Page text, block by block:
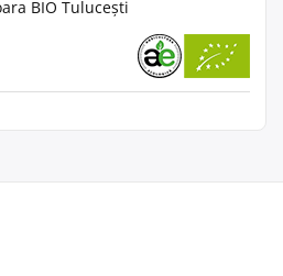
BIO Tulucești